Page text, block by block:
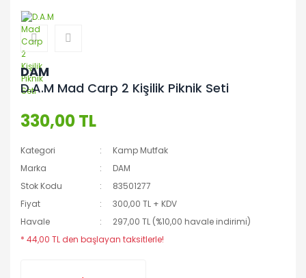
DAM
D.A.M Mad Carp 2 Kişilik Piknik Seti
330,00 TL
Kategori
Kamp Mutfak
Marka
DAM
Stok Kodu
83501277
Fiyat
300,00 TL + KDV
Havale
297,00 TL (%10,00 havale indirimi)
* 44,00 TL den başlayan taksitlerle!